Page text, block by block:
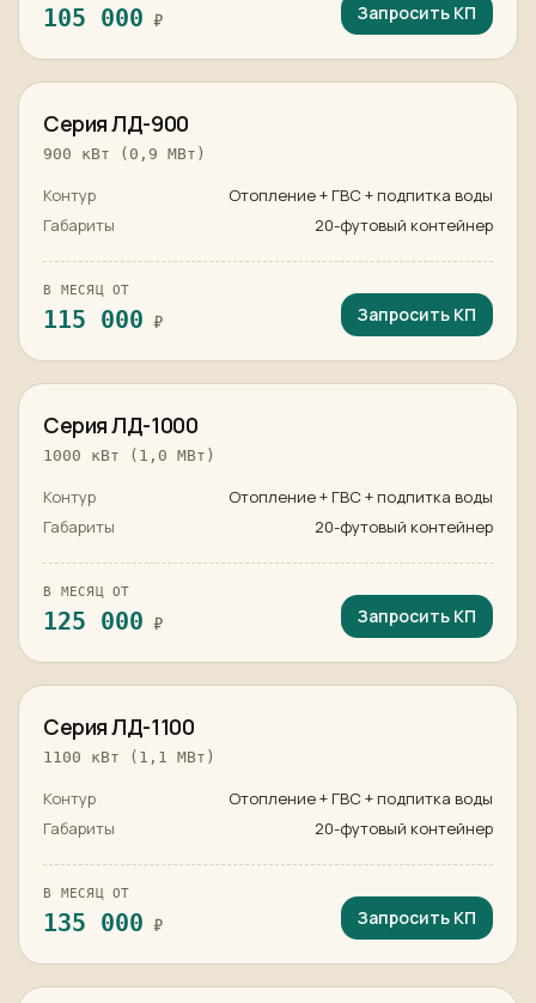
105 000 ₽ Запросить КП
Серия ЛД-900
900 кВт (0,9 МВт)
Контур
Отопление + ГВС + подпитка воды
Габариты
20-футовый контейнер
В МЕСЯЦ ОТ
115 000 ₽ Запросить КП
Серия ЛД-1000
1000 кВт (1,0 МВт)
Контур
Отопление + ГВС + подпитка воды
Габариты
20-футовый контейнер
В МЕСЯЦ ОТ
125 000 ₽ Запросить КП
Серия ЛД-1100
1100 кВт (1,1 МВт)
Контур
Отопление + ГВС + подпитка воды
Габариты
20-футовый контейнер
В МЕСЯЦ ОТ
135 000 ₽ Запросить КП